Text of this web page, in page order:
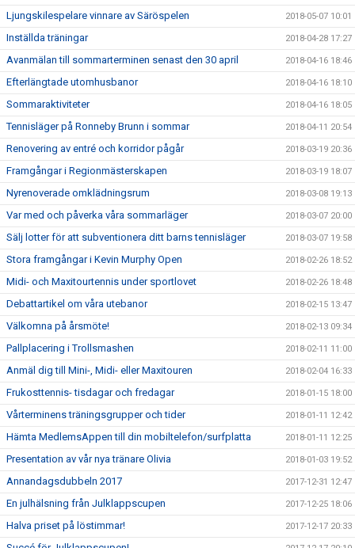
Ljungskilespelare vinnare av Säröspelen 2018-05-07 10:01
Inställda träningar 2018-04-28 17:27
Avanmälan till sommarterminen senast den 30 april 2018-04-16 18:46
Efterlängtade utomhusbanor 2018-04-16 18:10
Sommaraktiviteter 2018-04-16 18:05
Tennisläger på Ronneby Brunn i sommar 2018-04-11 20:54
Renovering av entré och korridor pågår 2018-03-19 20:36
Framgångar i Regionmästerskapen 2018-03-19 18:07
Nyrenoverade omklädningsrum 2018-03-08 19:13
Var med och påverka våra sommarläger 2018-03-07 20:00
Sälj lotter för att subventionera ditt barns tennisläger 2018-03-07 19:58
Stora framgångar i Kevin Murphy Open 2018-02-26 18:52
Midi- och Maxitourtennis under sportlovet 2018-02-26 18:48
Debattartikel om våra utebanor 2018-02-15 13:47
Välkomna på årsmöte! 2018-02-13 09:34
Pallplacering i Trollsmashen 2018-02-11 11:00
Anmäl dig till Mini-, Midi- eller Maxitouren 2018-02-04 16:33
Frukosttennis- tisdagar och fredagar 2018-01-15 18:00
Vårterminens träningsgrupper och tider 2018-01-11 12:42
Hämta MedlemsAppen till din mobiltelefon/surfplatta 2018-01-11 12:25
Presentation av vår nya tränare Olivia 2018-01-03 19:52
Annandagsdubbeln 2017 2017-12-31 12:47
En julhälsning från Julklappscupen 2017-12-25 18:06
Halva priset på löstimmar! 2017-12-17 20:33